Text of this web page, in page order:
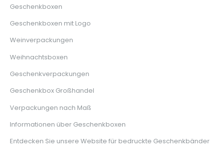
Geschenkboxen
Geschenkboxen mit Logo
Weinverpackungen
Weihnachtsboxen
Geschenkverpackungen
Geschenkbox Großhandel
Verpackungen nach Maß
Informationen über Geschenkboxen
Entdecken Sie unsere Website für bedruckte Geschenkbänder